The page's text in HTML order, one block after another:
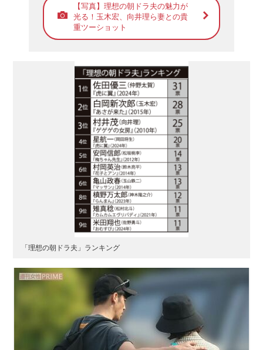
【写真】理想の朝ドラ夫の魅力が
光る！玉木宏、向井理ら妻との貴
重ツーショット
「理想の朝ドラ夫」ランキング